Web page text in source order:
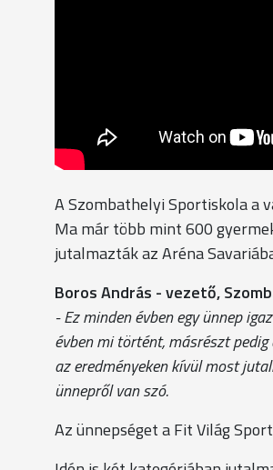
A Szombathelyi Sportiskola a
Ma már több mint 600
jutalmazták az Aréna
Boros András - vezető,
- Ez minden évben egy ünnep
évben mi történt, másrészt
az eredményeken kívül most
ünnepről van szó.
Az ünnepséget a Fit Világ